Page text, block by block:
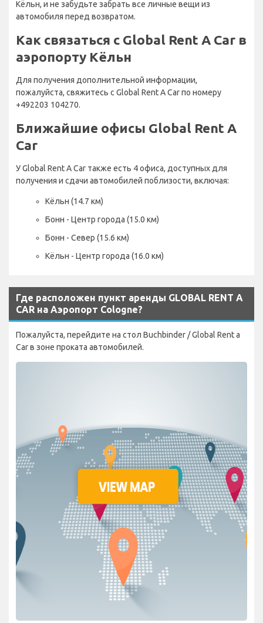
Кёльн, и не забудьте забрать все личные вещи из
автомобиля перед возвратом.
Как связаться с Global Rent A Car в
аэропорту Кёльн
Для получения дополнительной информации,
пожалуйста, свяжитесь с Global Rent A Car по номеру
+492203 104270.
Ближайшие офисы Global Rent A
Car
У Global Rent A Car также есть 4 офиса, доступных для
получения и сдачи автомобилей поблизости, включая:
Кёльн (14.7 км)
Бонн - Центр города (15.0 км)
Бонн - Север (15.6 км)
Кёльн - Центр города (16.0 км)
Где расположен пункт аренды GLOBAL RENT A
CAR на Аэропорт Cologne?
Пожалуйста, перейдите на стол Buchbinder / Global Rent a
Car в зоне проката автомобилей.